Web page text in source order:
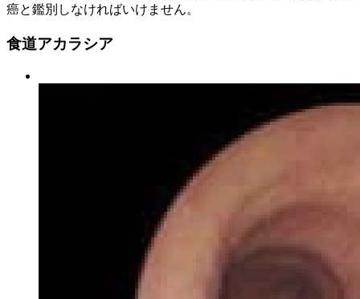
癌と鑑別しなければいけません。
食道アカラシア